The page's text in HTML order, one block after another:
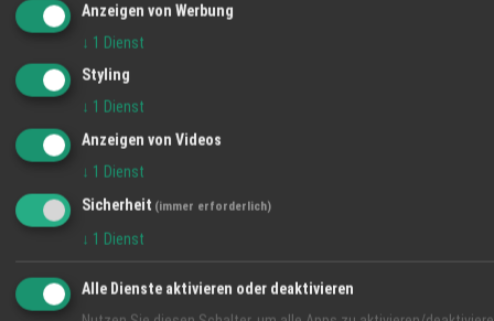
Newsletter abonnieren
Regio-News direkt in Ihr Postfach — kostenlos & jederzeit
abbestellbar
Anzeigen von Werbung
↓ 1 Dienst
Styling
↓ 1 Dienst
Anzeigen von Videos
↓ 1 Dienst
Sicherheit (immer erforderlich)
↓ 1 Dienst
Alle Dienste aktivieren oder deaktivieren